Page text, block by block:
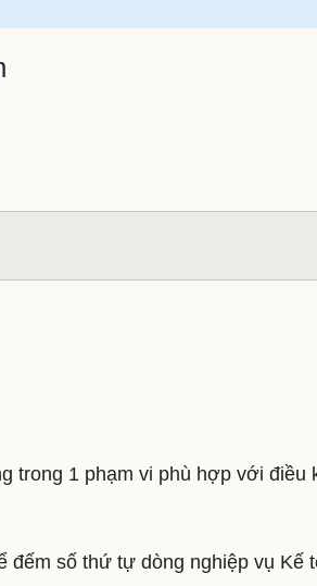
trong 1 phạm vi phù hợp với điều
số thứ tự dòng nghiệp vụ Kế